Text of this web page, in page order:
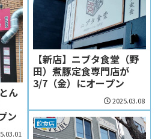
【新店】ニブタ食堂（野
田）煮豚定食専門店が
3/7（金）にオープン
2025.03.08
ん
ン
飲食店